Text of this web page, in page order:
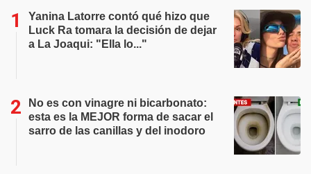
Yanina Latorre contó qué hizo que
Luck Ra tomara la decisión de dejar
a La Joaqui: "Ella lo..."
No es con vinagre ni bicarbonato:
esta es la MEJOR forma de sacar el
sarro de las canillas y del inodoro